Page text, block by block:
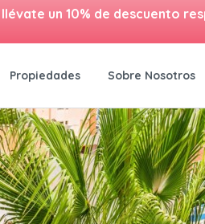
un 10% de descuento
Propiedades Sobre Nosotros